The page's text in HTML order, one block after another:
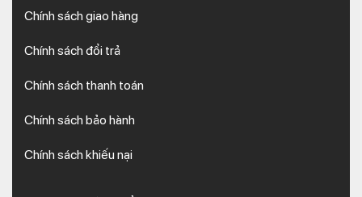
Chính sách giao hàng
Chính sách đổi trả
Chính sách thanh toán
Chính sách bảo hành
Chính sách khiếu nại